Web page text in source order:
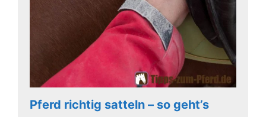
Pferd richtig satteln – so geht’s